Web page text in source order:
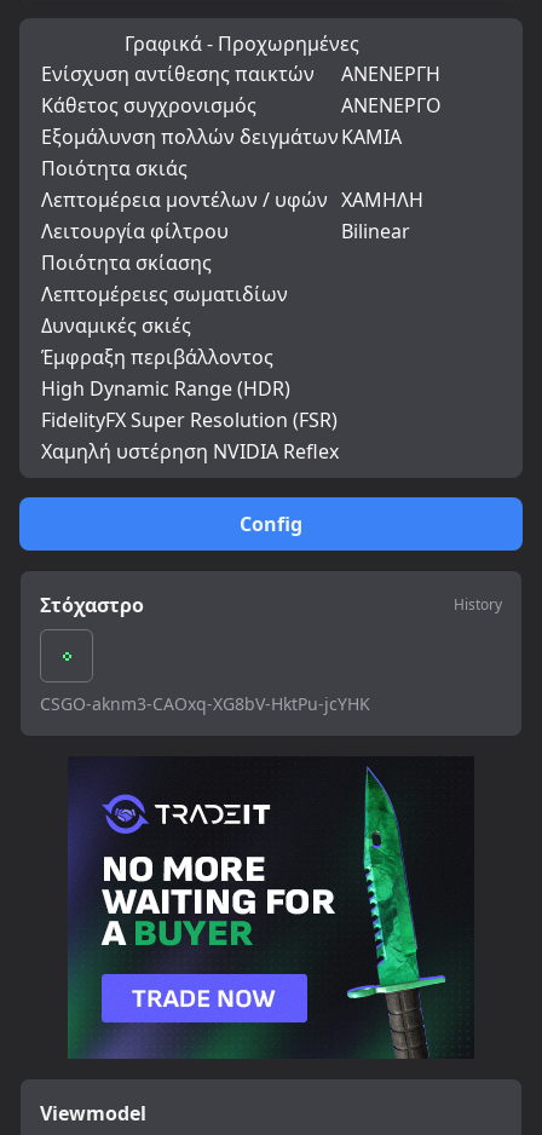
Config
Στόχαστρο History
CSGO-aknm3-CAOxq-XG8bV-HktPu-jcYHK
Viewmodel
Γραφικά - Προχωρημένες
Ενίσχυση αντίθεσης παικτών
ΑΝΕΝΕΡΓΗ
Κάθετος συγχρονισμός
ΑΝΕΝΕΡΓΟ
Εξομάλυνση πολλών δειγμάτωνΚΑΜΙΑ
Ποιότητα σκιάς
Λεπτομέρεια μοντέλων / υφών ΧΑΜΗΛΗ
Λειτουργία φίλτρου
Bilinear
Ποιότητα σκίασης
Λεπτομέρειες σωματιδίων
Δυναμικές σκιές
Έμφραξη περιβάλλοντος
High Dynamic Range (HDR)
FidelityFX Super Resolution (FSR)
Χαμηλή υστέρηση NVIDIA Reflex